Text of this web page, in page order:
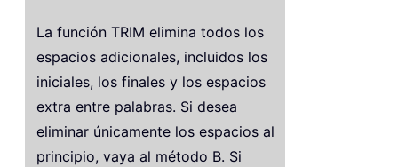
La función TRIM elimina todos los
espacios adicionales, incluidos los
iniciales, los finales y los espacios
extra entre palabras. Si desea
eliminar únicamente los espacios al
principio, vaya al método B. Si